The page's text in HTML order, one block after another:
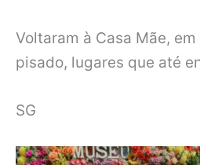
Voltaram à Casa Mãe,
pisado, lugares que até
SG